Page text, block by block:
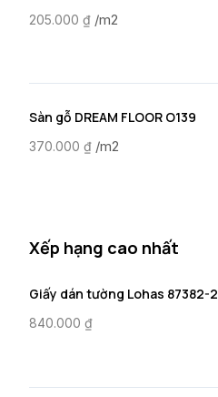
205.000 ₫ /m2
Sàn gỗ DREAM FLOOR O139
370.000 ₫ /m2
Xếp hạng cao nhất
Giấy dán tường Lohas 87382-2
840.000 ₫